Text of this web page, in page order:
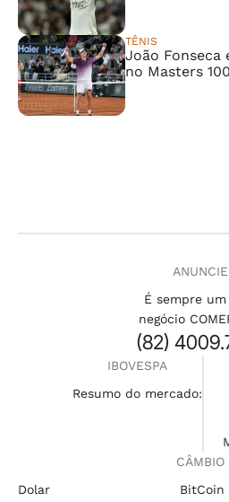
TÊNIS
João Fonseca
no Masters
ANUNCIE
É sempre
negócio
(82)
IBOVESPA
Resumo do mercado:
CÂMBIO
Dolar
BitCoin